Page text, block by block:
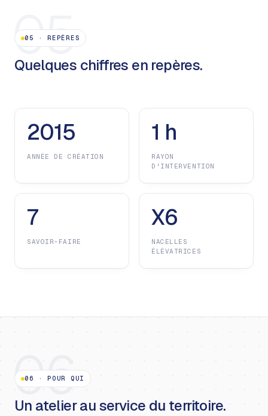
05
05 ·REPÈRES
Quelques chiffres en repères.
2015
ANNÉE DE CRÉATION
1 h
RAYON
D'INTERVENTION
7
SAVOIR-FAIRE
X6
NACELLES
ÉLÉVATRICES
06
06 ·POUR QUI
Un atelier au service du territoire.